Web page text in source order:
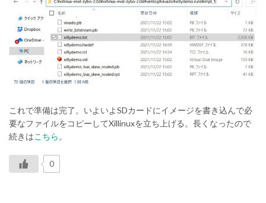
これで準備は完了。いよいよSDカードにイメージを書き込んで必
要なファイルをコピーしてXillinuxを立ち上げる。長くなったので
続きはこちら 。
0